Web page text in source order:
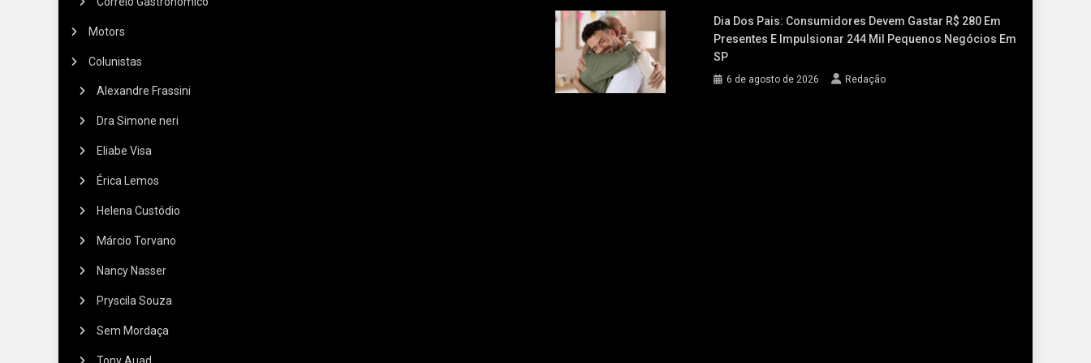
Motors
Colunistas
Alexandre Frassini
Dra Simone neri
Eliabe Visa
Érica Lemos
Helena Custódio
Márcio Torvano
Nancy Nasser
Pryscila Souza
Sem Mordaça
Dia Dos Pais: Consumidores Devem Gastar R$ 280 Em
Presentes E Impulsionar 244 Mil Pequenos Negócios Em
SP
6 de agosto de 2026 Redação